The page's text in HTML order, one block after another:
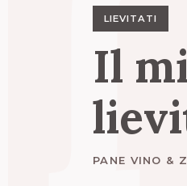
LIEVITATI
Il
PANE VINO &